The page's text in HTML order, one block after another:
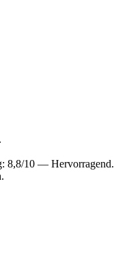
8,8/10 — Hervorragend.